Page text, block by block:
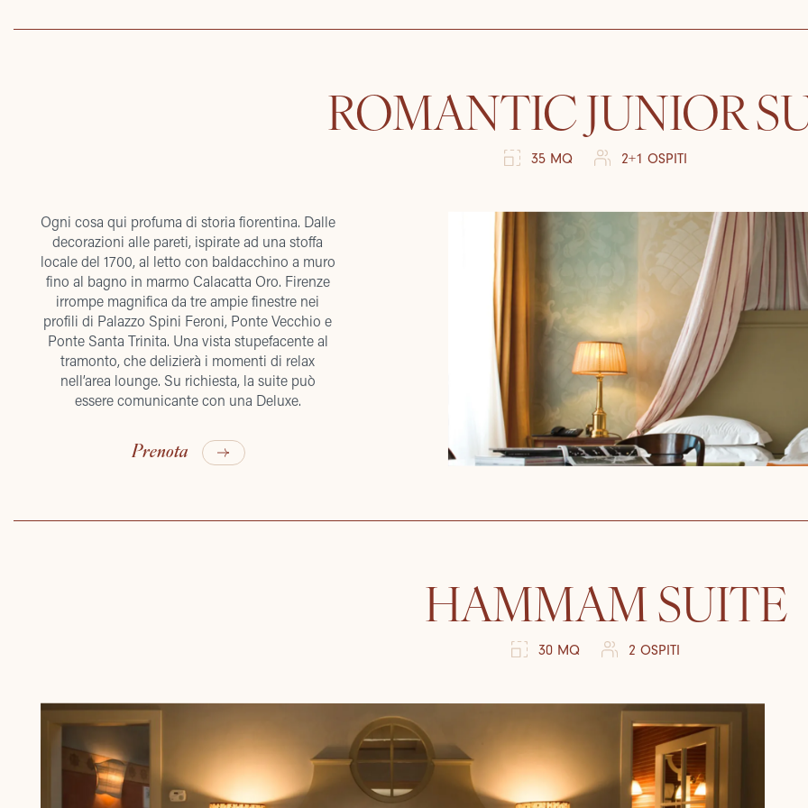
ROMANTIC JUNIOR
35 MQ 2+1 OSPITI
Ogni cosa qui profuma di storia fiorentina. Dalle
decorazioni alle pareti, ispirate ad una stoffa
locale del 1700, al letto con baldacchino a muro
fino al bagno in marmo Calacatta Oro. Firenze
irrompe magnifica da tre ampie finestre nei
profili di Palazzo Spini Feroni, Ponte Vecchio e
Ponte Santa Trinita. Una vista stupefacente al
tramonto, che delizierà i momenti di relax
nell’area lounge. Su richiesta, la suite può
essere comunicante con una Deluxe.
Prenota
HAMMAM SUITE
30 MQ 2 OSPITI